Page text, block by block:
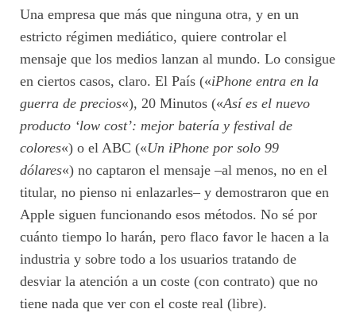
Una empresa que más que ninguna otra, y en un
estricto régimen mediático, quiere controlar el
mensaje que los medios lanzan al mundo. Lo consigue
en ciertos casos, claro. El País («iPhone entra en la
guerra de precios«), 20 Minutos («Así es el nuevo
producto ‘low cost’: mejor batería y festival de
colores«) o el ABC («Un iPhone por solo 99
dólares«) no captaron el mensaje –al menos, no en el
titular, no pienso ni enlazarles– y demostraron que en
Apple siguen funcionando esos métodos. No sé por
cuánto tiempo lo harán, pero flaco favor le hacen a la
industria y sobre todo a los usuarios tratando de
desviar la atención a un coste (con contrato) que no
tiene nada que ver con el coste real (libre).